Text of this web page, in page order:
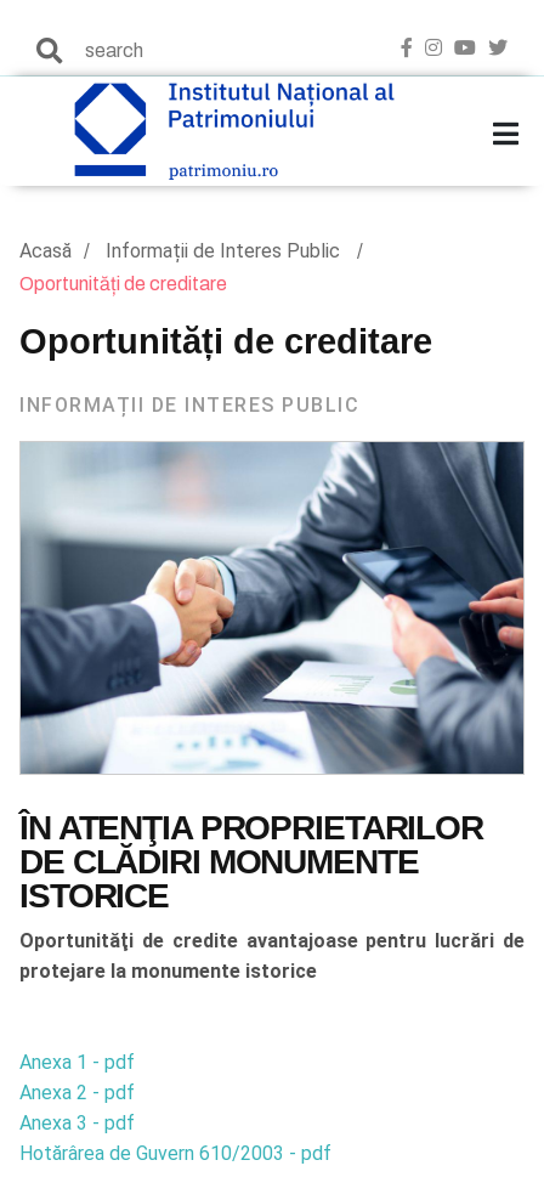
Acasă Informații de Interes Public
Oportunități de creditare
Oportunități de creditare
INFORMAȚII DE INTERES PUBLIC
ÎN ATENŢIA PROPRIETARILOR
DE CLĂDIRI MONUMENTE
ISTORICE
Oportunităţi de credite avantajoase pentru lucrări de
protejare la monumente istorice
Anexa 1 - pdf
Anexa 2 - pdf
Anexa 3 - pdf
Hotărârea de Guvern 610/2003 - pdf